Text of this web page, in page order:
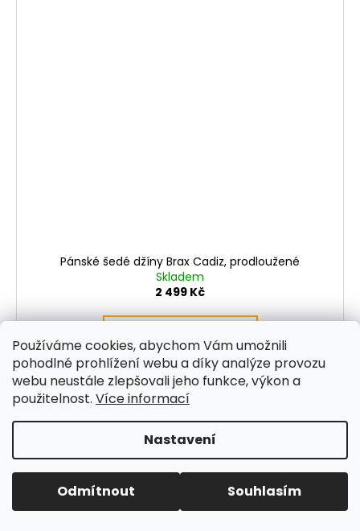
Používáme cookies, abychom Vám umožnili
pohodlné prohlížení webu a díky analýze provozu
webu neustále zlepšovali jeho funkce, výkon a
použitelnost. Více informací
Nastavení
Odmítnout Souhlasím
Pánské šedé džíny Brax Cadiz, prodloužené
Skladem
2 499 Kč
Šedé prémiové džíny
36 38